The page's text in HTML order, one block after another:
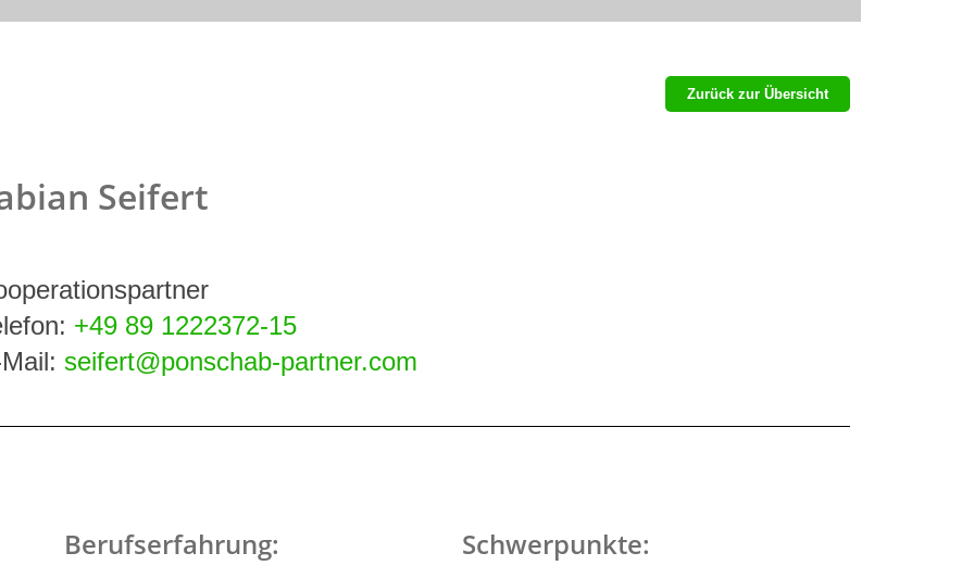
Zurück zur Übersicht
Seifert
+49 89 1222372-15
seifert@ponschab-partner.com
Berufserfahrung: Schwerpunkte: